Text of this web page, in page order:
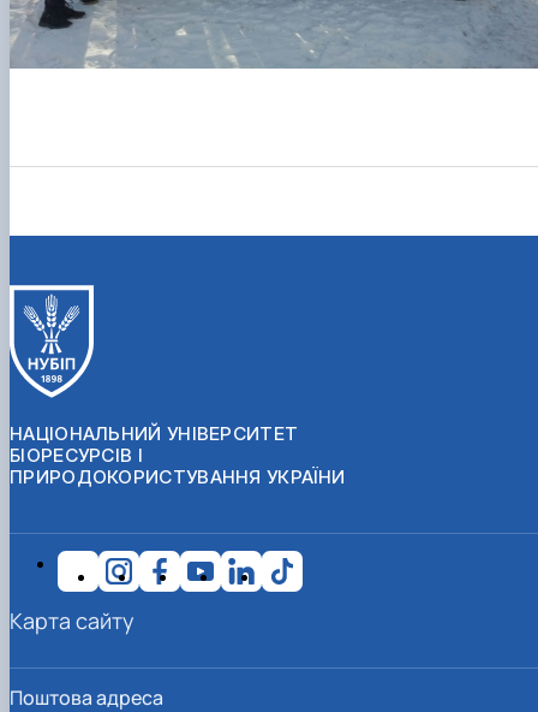
НАЦІОНАЛЬНИЙ УНІВЕРСИТЕТ
БІОРЕСУРСІВ І
ПРИРОДОКОРИСТУВАННЯ УКРАЇНИ
Поштова адреса
Карта сайту